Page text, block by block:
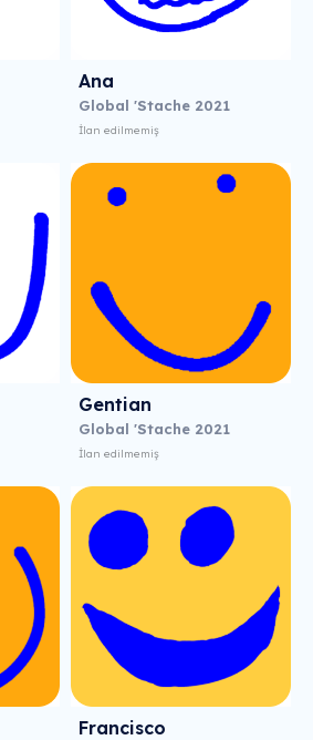
Ana
Global 'Stache 2021
İlan edilmemiş
Gentian
Global 'Stache 2021
İlan edilmemiş
Francisco